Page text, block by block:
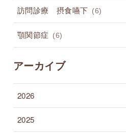
訪問診療 摂食嚥下 (6)
顎関節症 (6)
アーカイブ
2026
2025